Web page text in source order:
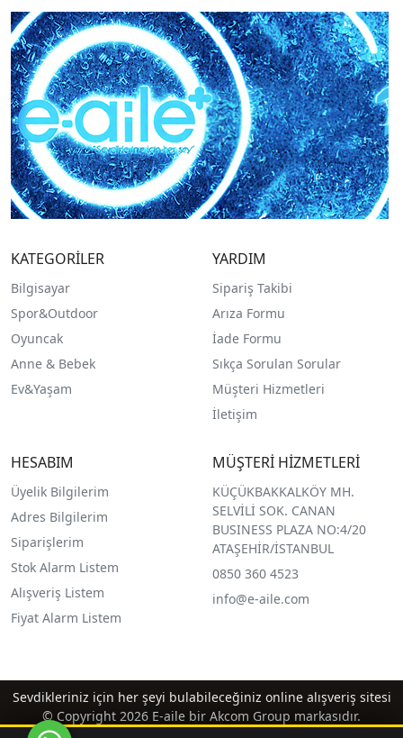
KATEGORİLER
Bilgisayar
Spor&Outdoor
Oyuncak
Anne & Bebek
Ev&Yaşam
YARDIM
Sipariş Takibi
Arıza Formu
İade Formu
Sıkça Sorulan Sorular
Müşteri Hizmetleri
İletişim
HESABIM
Üyelik Bilgilerim
Adres Bilgilerim
Siparişlerim
Stok Alarm Listem
Alışveriş Listem
Fiyat Alarm Listem
MÜŞTERİ HİZMETLERİ
KÜÇÜKBAKKALKÖY MH.
SELVİLİ SOK. CANAN
BUSINESS PLAZA NO:4/20
ATAŞEHİR/İSTANBUL
0850 360 4523
info@e-aile.com
Sevdikleriniz için her şeyi bulabileceğiniz online alışveriş sitesi
© Copyright 2026 E-aile bir Akcom Group markasıdır.